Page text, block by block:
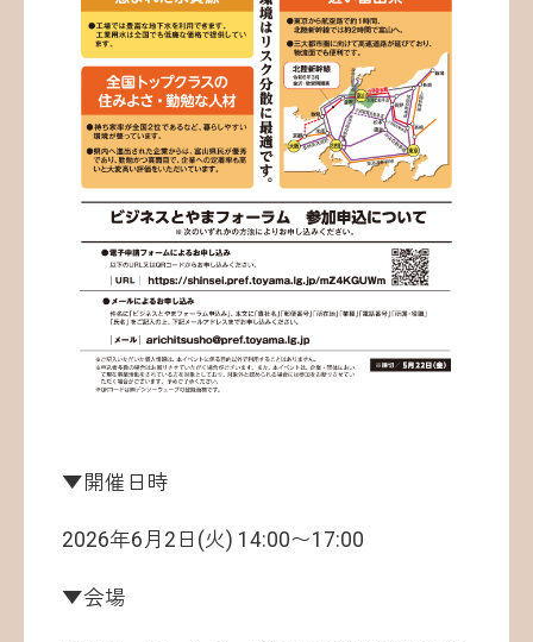
▼開催日時
2026年6月2日(火) 14:00〜17:00
▼会場